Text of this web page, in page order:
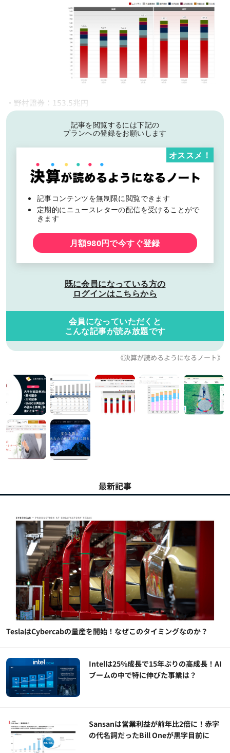
・野村證券：153.5兆円
記事を閲覧するには下記の
プランへの登録をお願いします
記事コンテンツを無制限に閲覧できます
定期的にニュースレターの配信を受けることがで
きます
オススメ！
月額980円で今すぐ登録
既に会員になっている方の
ログインはこちらから
会員になっていただくと
こんな記事が読み放題です
《決算が読めるようになるノート》
最新記事
TeslaはCybercabの量産を開始！なぜこのタイミングなのか？
Intelは25%成長で15年ぶりの高成長！AI
ブームの中で特に伸びた事業は？
Sansanは営業利益が前年比2倍に！赤字
の代名詞だったBill Oneが黒字目前に